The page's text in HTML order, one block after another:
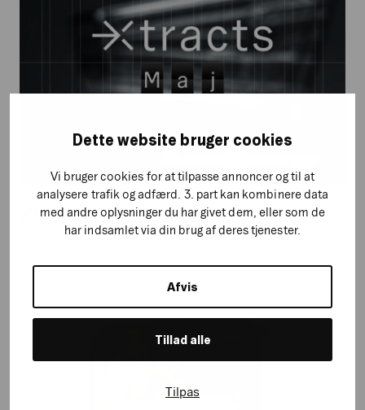
Dette website bruger cookies
Vi bruger cookies for at tilpasse annoncer og til at
analysere trafik og adfærd. 3. part kan kombinere data
med andre oplysninger du har givet dem, eller som de
har indsamlet via din brug af deres tjenester.
Afvis
Tillad alle
Tilpas
Xtracts: Maj 2025
Xtracts:
Maj